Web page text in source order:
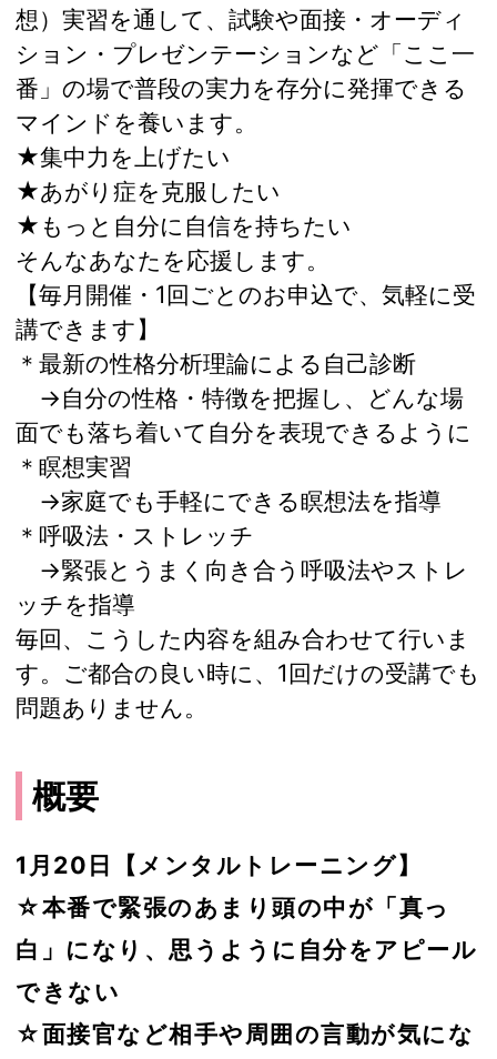
想）実習を通して、試験や面接・オーディ
ション・プレゼンテーションなど「ここ一
番」の場で普段の実力を存分に発揮できる
マインドを養います。
★集中力を上げたい
★あがり症を克服したい
★もっと自分に自信を持ちたい
そんなあなたを応援します。
【毎月開催・1回ごとのお申込で、気軽に受
講できます】
＊最新の性格分析理論による自己診断
→自分の性格・特徴を把握し、どんな場
面でも落ち着いて自分を表現できるように
＊瞑想実習
→家庭でも手軽にできる瞑想法を指導
＊呼吸法・ストレッチ
→緊張とうまく向き合う呼吸法やストレ
ッチを指導
毎回、こうした内容を組み合わせて行いま
す。ご都合の良い時に、1回だけの受講でも
問題ありません。
概要
1月20日【メンタルトレーニング】
☆本番で緊張のあまり頭の中が「真っ
白」になり、思うように自分をアピール
できない
☆面接官など相手や周囲の言動が気にな